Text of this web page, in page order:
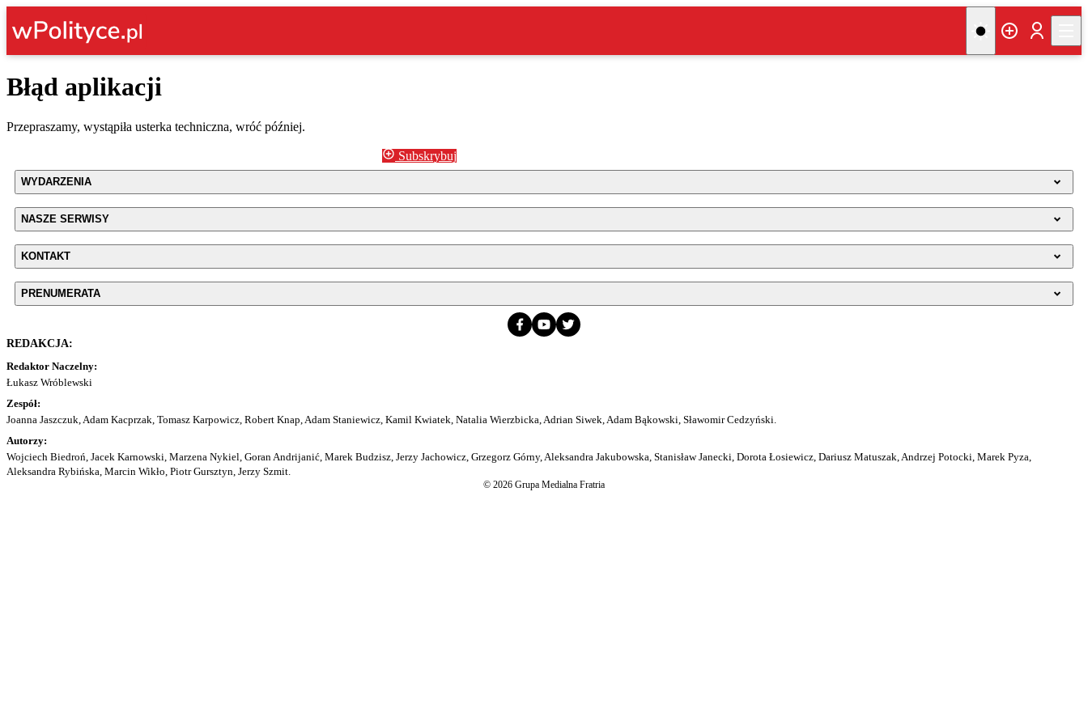
Błąd aplikacji
Przepraszamy, wystąpiła usterka techniczna, wróć później.
Subskrybuj
WYDARZENIA
NASZE SERWISY
KONTAKT
PRENUMERATA
REDAKCJA:
Redaktor Naczelny:
Łukasz Wróblewski
Zespół:
Joanna Jaszczuk, Adam Kacprzak, Tomasz Karpowicz, Robert Knap, Adam Staniewicz, Kamil Kwiatek, Natalia Wierzbicka, Adrian Siwek, Adam Bąkowski, Sławomir Cedzyński.
Autorzy:
Wojciech Biedroń, Jacek Karnowski, Marzena Nykiel, Goran Andrijanić, Marek Budzisz, Jerzy Jachowicz, Grzegorz Górny, Aleksandra Jakubowska, Stanisław Janecki, Dorota Łosiewicz, Dariusz Matuszak, Andrzej Potocki, Marek Pyza,
Aleksandra Rybińska, Marcin Wikło, Piotr Gursztyn, Jerzy Szmit.
© 2026 Grupa Medialna Fratria